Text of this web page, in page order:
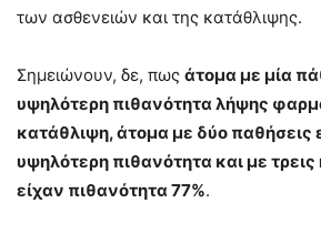
των ασθενειών και της κατάθλιψης.
Σημειώνουν, δε, πως άτομα με μία
υψηλότερη πιθανότητα λήψης
κατάθλιψη, άτομα με δύο παθήσεις
υψηλότερη πιθανότητα και με
είχαν πιθανότητα 77%.